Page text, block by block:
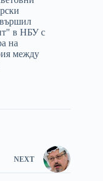
в НБУ с
на
между
NEXT